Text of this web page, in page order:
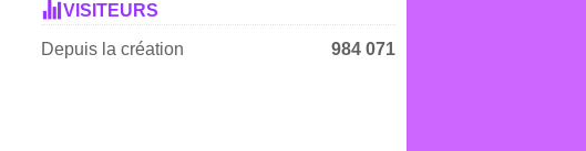
VISITEURS
Depuis la création 984 071